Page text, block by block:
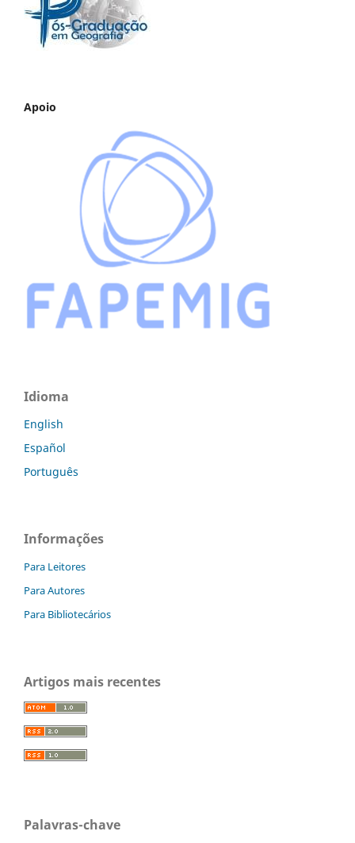
Apoio
Idioma
English
Español
Português
Informações
Para Leitores
Para Autores
Para Bibliotecários
Artigos mais recentes
Palavras-chave